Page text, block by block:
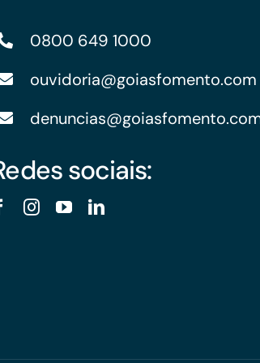
0800 649 1000
ouvidoria@goiasfomento.com
sociais: